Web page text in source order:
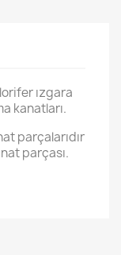
ızgara
kanatları.
parçalarıdır
parçası.